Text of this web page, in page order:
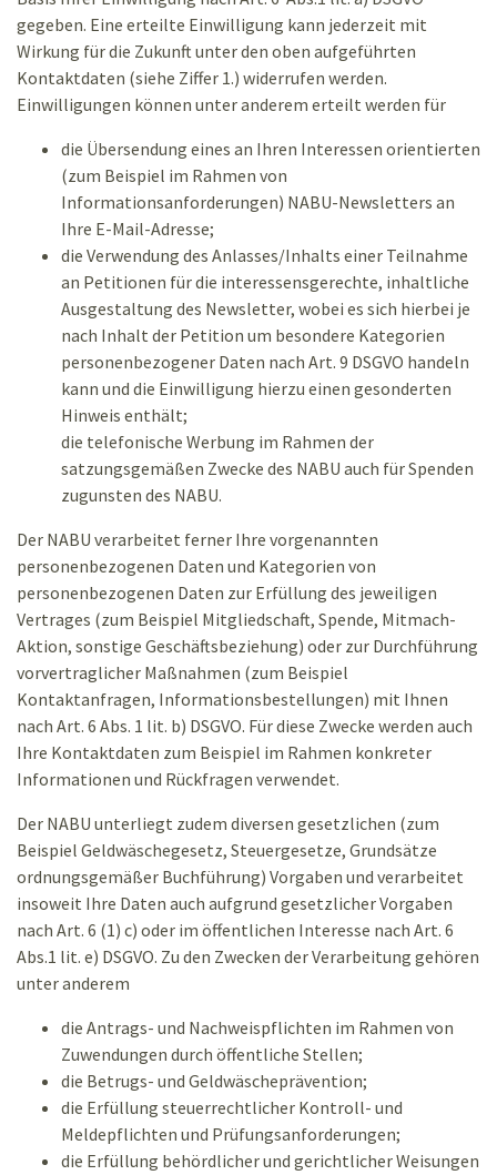
gegeben. Eine erteilte Einwilligung kann jederzeit mit
Wirkung für die Zukunft unter den oben aufgeführten
Kontaktdaten (siehe Ziffer 1.) widerrufen werden.
Einwilligungen können unter anderem erteilt werden für
die Übersendung eines an Ihren Interessen orientierten
(zum Beispiel im Rahmen von
Informationsanforderungen) NABU-Newsletters an
Ihre E-Mail-Adresse;
die Verwendung des Anlasses/Inhalts einer Teilnahme
an Petitionen für die interessensgerechte, inhaltliche
Ausgestaltung des Newsletter, wobei es sich hierbei je
nach Inhalt der Petition um besondere Kategorien
personenbezogener Daten nach Art. 9 DSGVO handeln
kann und die Einwilligung hierzu einen gesonderten
Hinweis enthält;
die telefonische Werbung im Rahmen der
satzungsgemäßen Zwecke des NABU auch für Spenden
zugunsten des NABU.
Der NABU verarbeitet ferner Ihre vorgenannten
personenbezogenen Daten und Kategorien von
personenbezogenen Daten zur Erfüllung des jeweiligen
Vertrages (zum Beispiel Mitgliedschaft, Spende, Mitmach-
Aktion, sonstige Geschäftsbeziehung) oder zur Durchführung
vorvertraglicher Maßnahmen (zum Beispiel
Kontaktanfragen, Informationsbestellungen) mit Ihnen
nach Art. 6 Abs. 1 lit. b) DSGVO. Für diese Zwecke werden auch
Ihre Kontaktdaten zum Beispiel im Rahmen konkreter
Informationen und Rückfragen verwendet.
Der NABU unterliegt zudem diversen gesetzlichen (zum
Beispiel Geldwäschegesetz, Steuergesetze, Grundsätze
ordnungsgemäßer Buchführung) Vorgaben und verarbeitet
insoweit Ihre Daten auch aufgrund gesetzlicher Vorgaben
nach Art. 6 (1) c) oder im öffentlichen Interesse nach Art. 6
Abs.1 lit. e) DSGVO. Zu den Zwecken der Verarbeitung gehören
unter anderem
die Antrags- und Nachweispflichten im Rahmen von
Zuwendungen durch öffentliche Stellen;
die Betrugs- und Geldwäscheprävention;
die Erfüllung steuerrechtlicher Kontroll- und
Meldepflichten und Prüfungsanforderungen;
die Erfüllung behördlicher und gerichtlicher Weisungen